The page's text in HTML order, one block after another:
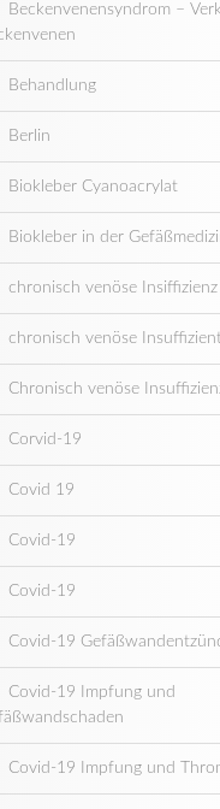
Beckenvenensyndrom –
Behandlung
Berlin
Biokleber Cyanoacrylat
Biokleber in der
chronisch venöse Insiffizienz
chronisch venöse
Chronisch venöse
Corvid-19
Covid 19
Covid-19
Covid-19
Covid-19
Covid-19 Impfung und
Covid-19 Impfung und